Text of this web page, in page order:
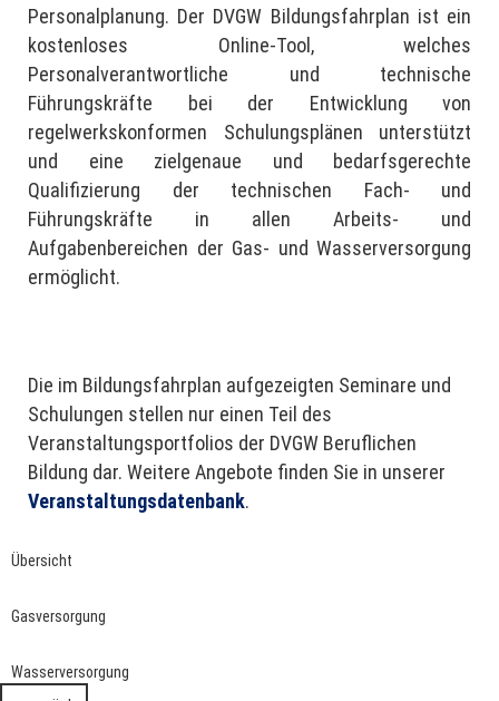
Personalplanung. Der DVGW Bildungsfahrplan ist ein
kostenloses Online-Tool, welches
Personalverantwortliche und technische
Führungskräfte bei der Entwicklung von
regelwerkskonformen Schulungsplänen unterstützt
und eine zielgenaue und bedarfsgerechte
Qualifizierung der technischen Fach- und
Führungskräfte in allen Arbeits- und
Aufgabenbereichen der Gas- und Wasserversorgung
ermöglicht.
Die im Bildungsfahrplan aufgezeigten Seminare und
Schulungen stellen nur einen Teil des
Veranstaltungsportfolios der DVGW Beruflichen
Bildung dar. Weitere Angebote finden Sie in unserer
Veranstaltungsdatenbank.
Übersicht
Gasversorgung
Wasserversorgung